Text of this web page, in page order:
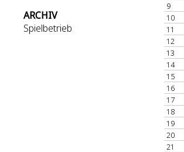
ARCHIV
Spielbetrieb
9
10
11
12
13
14
15
16
17
18
19
20
21